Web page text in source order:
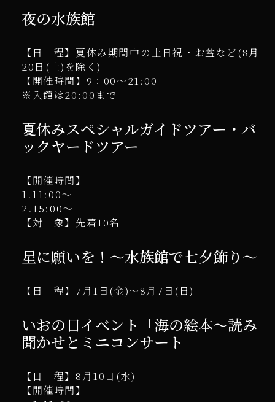
夜の水族館
【日 程】夏休み期間中の土日祝・お盆など(8月
20日(土)を除く)
【開催時間】9：00～21:00
※入館は20:00まで
夏休みスペシャルガイドツアー・バ
ックヤードツアー
【開催時間】
1.11:00～
2.15:00～
【対 象】先着10名
星に願いを！～水族館で七夕飾り～
【日 程】7月1日(金)～8月7日(日)
いおの日イベント「海の絵本～読み
聞かせとミニコンサート」
【日 程】8月10日(水)
【開催時間】